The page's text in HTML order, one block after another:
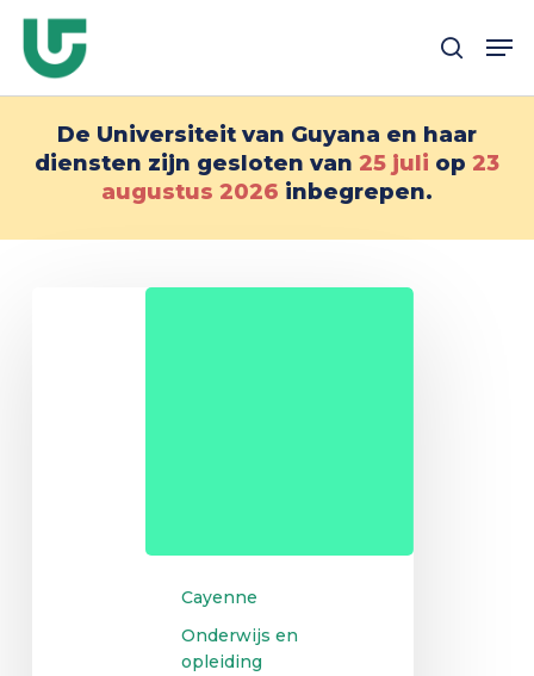
Overslaan
naar
zoek
De Universiteit van Guyana en haar
diensten zijn gesloten van 25 juli op 23
augustus 2026 inbegrepen.
Cayenne
Onderwijs en
opleiding